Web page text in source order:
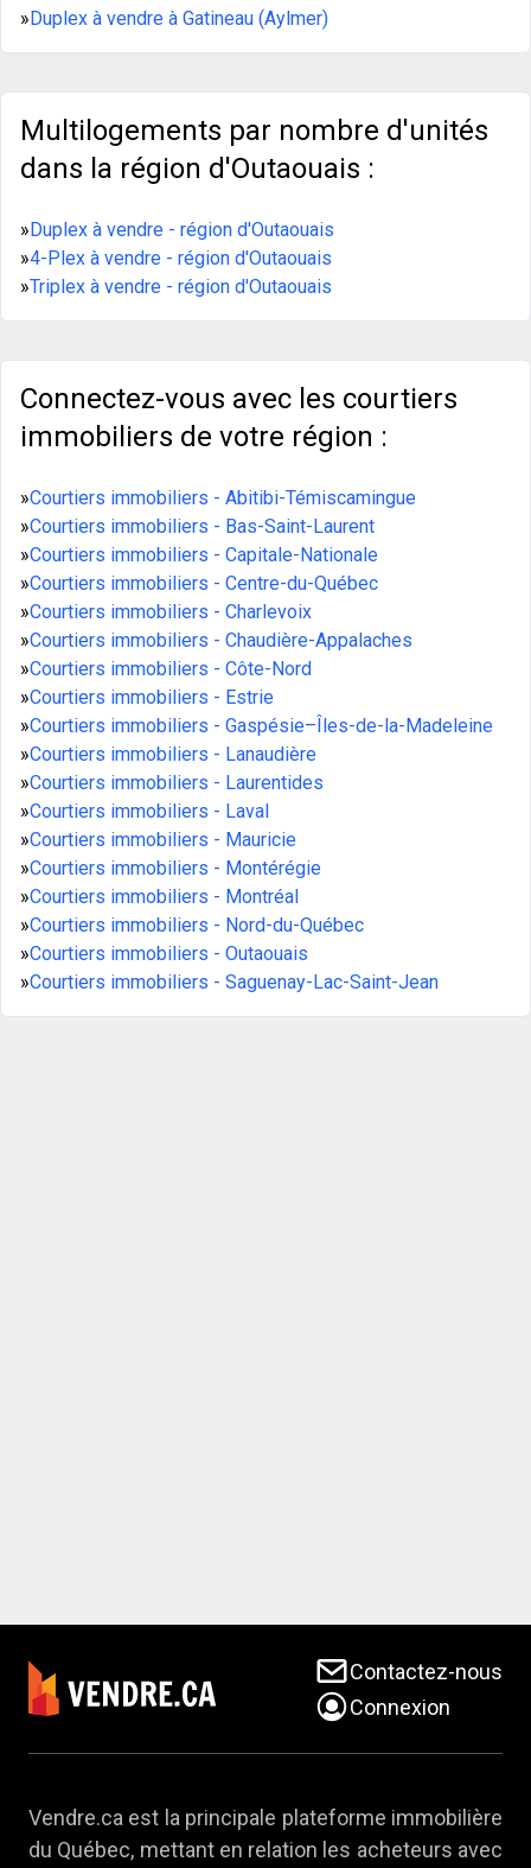
» Duplex à vendre à Gatineau (Aylmer)
Multilogements par nombre d'unités
dans la région d'Outaouais :
» Duplex à vendre - région d'Outaouais
»4-Plex à vendre - région d'Outaouais
»Triplex à vendre - région d'Outaouais
Connectez-vous avec les courtiers
immobiliers de votre région :
»Courtiers immobiliers - Abitibi-Témiscamingue
»Courtiers immobiliers - Bas-Saint-Laurent
»Courtiers immobiliers - Capitale-Nationale
»Courtiers immobiliers - Centre-du-Québec
»Courtiers immobiliers - Charlevoix
»Courtiers immobiliers - Chaudière-Appalaches
»Courtiers immobiliers - Côte-Nord
»Courtiers immobiliers - Estrie
»Courtiers immobiliers - Gaspésie–Îles-de-la-Madeleine
»Courtiers immobiliers - Lanaudière
»Courtiers immobiliers - Laurentides
»Courtiers immobiliers - Laval
»Courtiers immobiliers - Mauricie
»Courtiers immobiliers - Montérégie
»Courtiers immobiliers - Montréal
»Courtiers immobiliers - Nord-du-Québec
»Courtiers immobiliers - Outaouais
»Courtiers immobiliers - Saguenay-Lac-Saint-Jean
Contactez-nous
Connexion
Vendre.ca est la principale plateforme immobilière
du Québec, mettant en relation les acheteurs avec